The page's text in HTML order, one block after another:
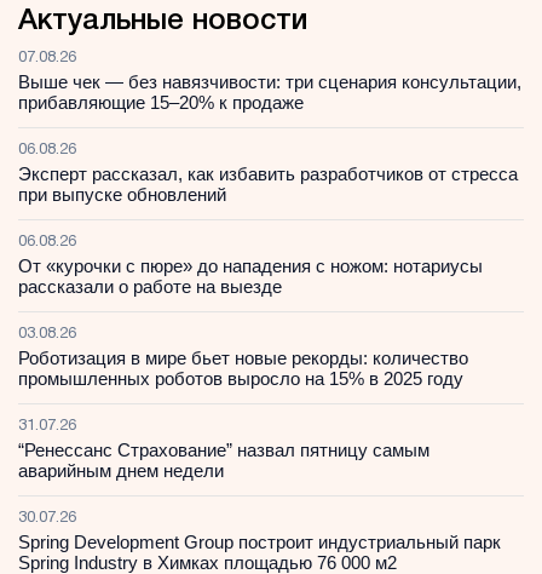
Актуальные новости
07.08.26
Выше чек — без навязчивости: три сценария консультации,
прибавляющие 15–20% к продаже
06.08.26
Эксперт рассказал, как избавить разработчиков от стресса
при выпуске обновлений
06.08.26
От «курочки с пюре» до нападения с ножом: нотариусы
рассказали о работе на выезде
03.08.26
Роботизация в мире бьет новые рекорды: количество
промышленных роботов выросло на 15% в 2025 году
31.07.26
“Ренессанс Страхование” назвал пятницу самым
аварийным днем недели
30.07.26
Spring Development Group построит индустриальный парк
Spring Industry в Химках площадью 76 000 м2